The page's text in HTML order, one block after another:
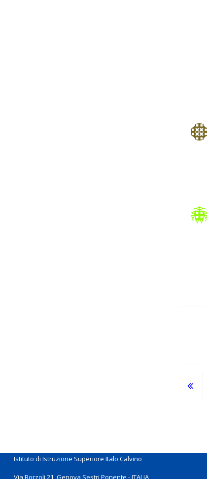
Istituto di Istruzione Superiore Italo Calvino
Via Borzoli 21, Genova Sestri Ponente - ITALIA